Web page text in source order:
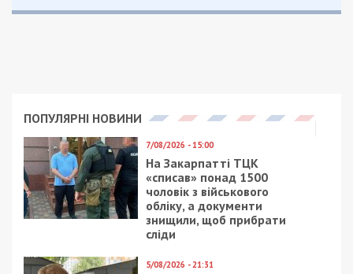
ПОПУЛЯРНІ НОВИНИ
7/08/2026 - 15:00
На Закарпатті ТЦК
«списав» понад 1500
чоловік з військового
обліку, а документи
знищили, щоб прибрати
сліди
5/08/2026 - 21:31